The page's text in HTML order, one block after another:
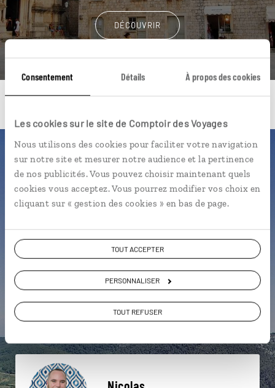
Consentement Détails À propos des cookies
Les cookies sur le site de Comptoir des Voyages
Nous utilisons des cookies pour faciliter votre navigation
sur notre site et mesurer notre audience et la pertinence
de nos publicités. Vous pouvez choisir maintenant quels
cookies vous acceptez. Vous pourrez modifier vos choix en
cliquant sur « gestion des cookies » en bas de page.
TOUT ACCEPTER
PERSONNALISER
TOUT REFUSER
DÉCOUVRIR
Une envie de voyage
particulière ?
Fontaine d'Onofrio
Balkans Dubrovnik Iles croates Lokrum
Dubrovnik